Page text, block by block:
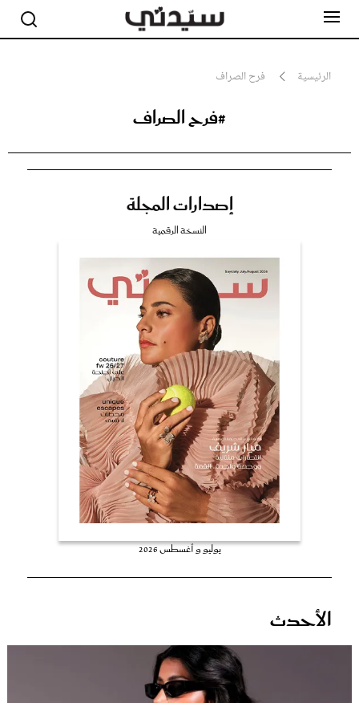
الرئيسية فرح الصراف
#فرح الصراف
إصدارات المجلة
النسخة الرقمية
يوليو و أغسطس 2026
الأحدث
جمال
صحة ورشاقة
عروس سيدتي
غلاف رفمي